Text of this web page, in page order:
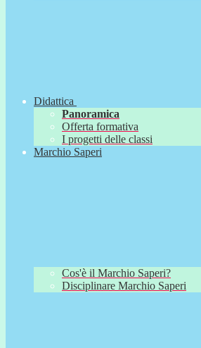
Didattica
Panoramica
Offerta formativa
I progetti delle classi
Marchio Saperi
Cos'è il Marchio Saperi?
Disciplinare Marchio Saperi